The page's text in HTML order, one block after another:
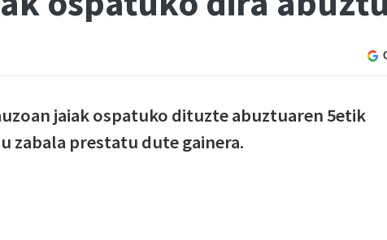
jaiak ospatuko dituzte abuztuaren 5etik
zabala prestatu dute gainera.